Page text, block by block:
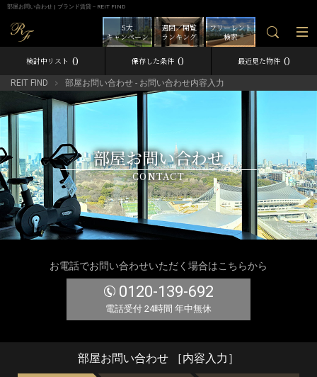
部屋お問い合わせ | ブランド賃貸－REIT FIND
フリーレント
検索
週間／閲覧
ランキング
5大
キャンペーン
検討中リスト 0 保存した条件 0 最近見た物件 0
REIT FIND 部屋お問い合わせ - お問い合わせ内容入力
部屋お問い合わせ
CONTACT
お電話でお問い合わせいただく場合はこちらから
0120-139-692
電話受付 24時間 年中無休
部屋お問い合わせ ［内容入力］